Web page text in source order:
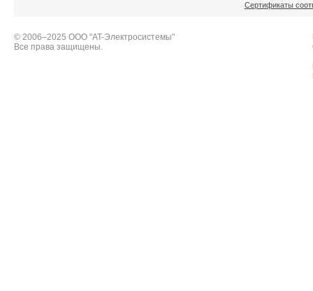
Сертификаты
© 2006–2025 ООО "AT-Электросистемы"
Все права защищены.